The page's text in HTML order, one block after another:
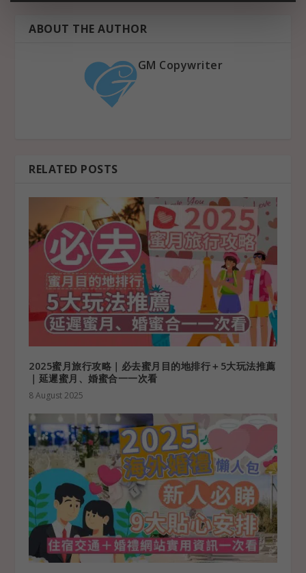
ABOUT THE AUTHOR
GM Copywriter
RELATED POSTS
2025蜜月旅行攻略｜必去蜜月目的地排行＋5大玩法推薦
｜延遲蜜月、婚蜜合一一次看
8 August 2025